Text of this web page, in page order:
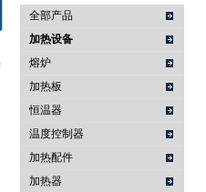
武汉提沃克科技有限公司
全部产品
加热设备
熔炉
加热板
恒温器
温度控制器
加热配件
加热器